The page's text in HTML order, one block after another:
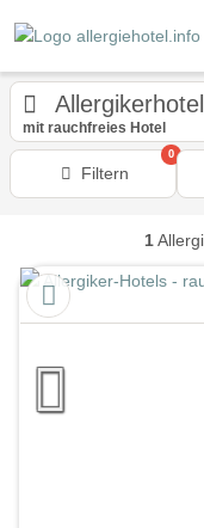
Allergikerhotel
mit rauchfreies Hotel
Filtern
0
1